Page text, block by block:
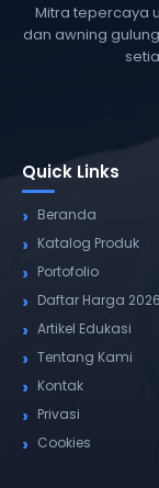
Mitra tepercaya
dan awning
Quick Links
Beranda
Katalog Produk
Portofolio
Daftar Harga 2026
Artikel Edukasi
Tentang Kami
Kontak
Privasi
Cookies